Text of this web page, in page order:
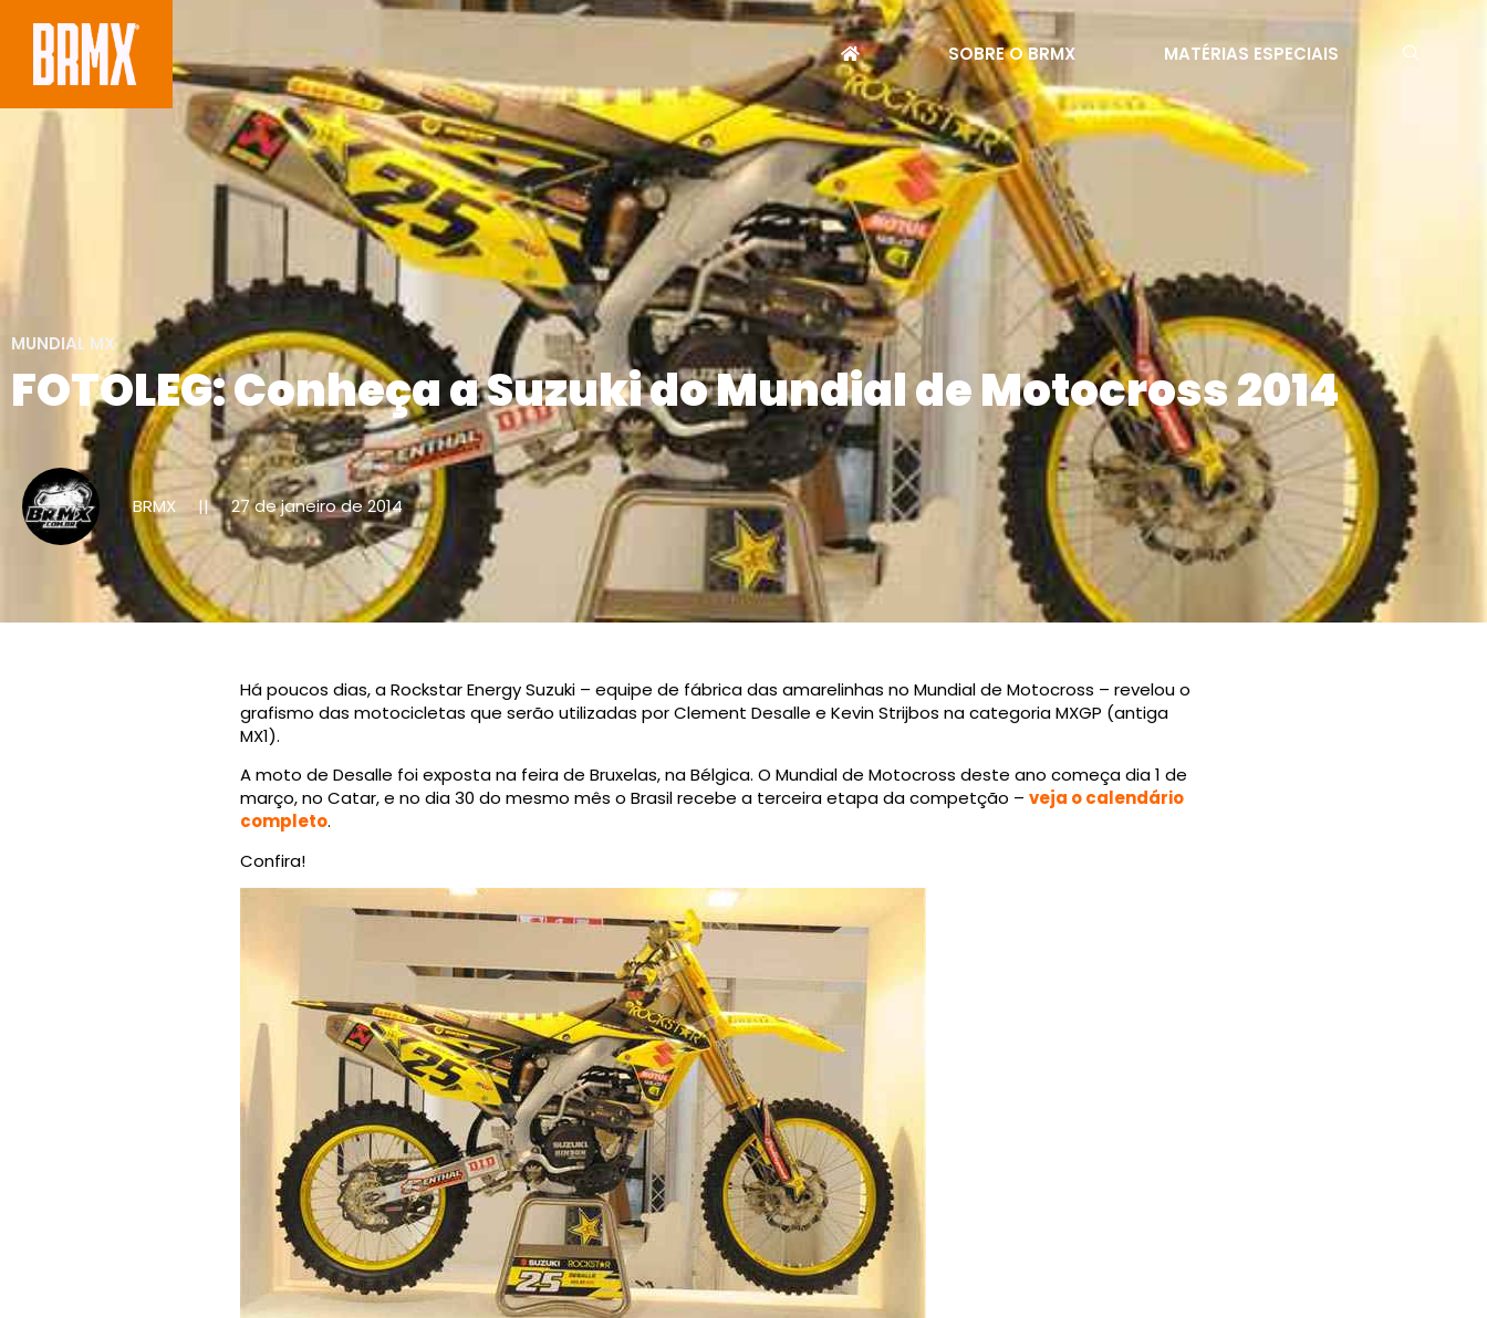
SOBRE O BRMX MATÉRIAS ESPECIAIS
MUNDIAL MX
FOTOLEG: Conheça a Suzuki do Mundial de Motocross 2014
BRMX || 27 de janeiro de 2014
Há poucos dias, a Rockstar Energy Suzuki – equipe de fábrica das amarelinhas no Mundial de Motocross – revelou o
grafismo das motocicletas que serão utilizadas por Clement Desalle e Kevin Strijbos na categoria MXGP (antiga
MX1).
A moto de Desalle foi exposta na feira de Bruxelas, na Bélgica. O Mundial de Motocross deste ano começa dia 1 de
março, no Catar, e no dia 30 do mesmo mês o Brasil recebe a terceira etapa da competção – veja o calendário
completo.
Confira!